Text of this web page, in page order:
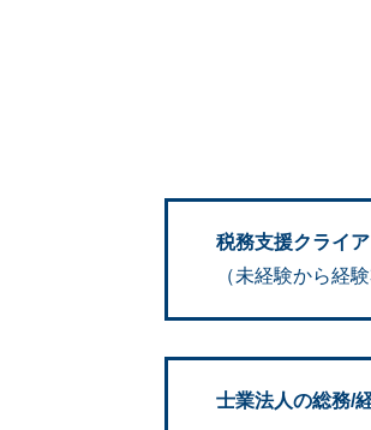
税務支援クライ
（未経験から経験
士業法人の総務/